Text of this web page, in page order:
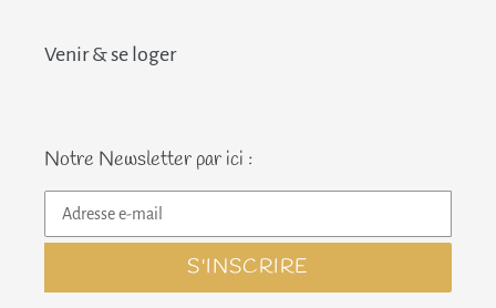
Venir & se loger
Notre Newsletter par ici :
S'INSCRIRE